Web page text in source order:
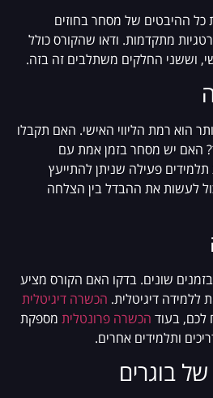
כל ההיבטים של מסחר בחוזים
מתקדמות. ודאו שהקורס כולל
וששני החלקים משתלבים זה בזה.
הוא רמת הליווי האישי. האם תקבלו
האם יש מסחר בזמן אמת עם
פעילה שניתן להתייעץ
לעשות את ההבדל בין הצלחה
שונים. בדקו האם הקורס מציע
ללמידה דיגיטלית. הכשרה דיגיטלית
לכם, בעוד הכשרה פרונטלית מספקת
ותלמידים אחרים.
בוגרים